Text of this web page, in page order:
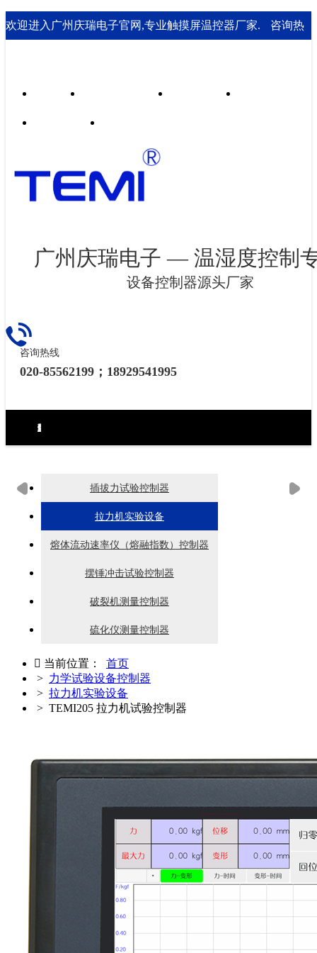
欢迎进入广州庆瑞电子官网,专业触摸屏温控器厂家. 咨询热
广州庆瑞电子 — 温湿度控制
设备控制器源头厂家
咨询热线
020-85562199；18929541995
环境试验设备控制器
力学试验设备控制器
热泵（冷水机）控制器
食品烘焙设备控制器
工业烘烤设备控制器
生化药品类控制器
无纸记录仪
电房环境控制器
插拔力试验控制器
拉力机实验设备
熔体流动速率仪（熔融指数）控制器
摆锤冲击试验控制器
破裂机测量控制器
硫化仪测量控制器
 当前位置： 首页
> 力学试验设备控制器
> 拉力机实验设备
> TEMI205 拉力机试验控制器